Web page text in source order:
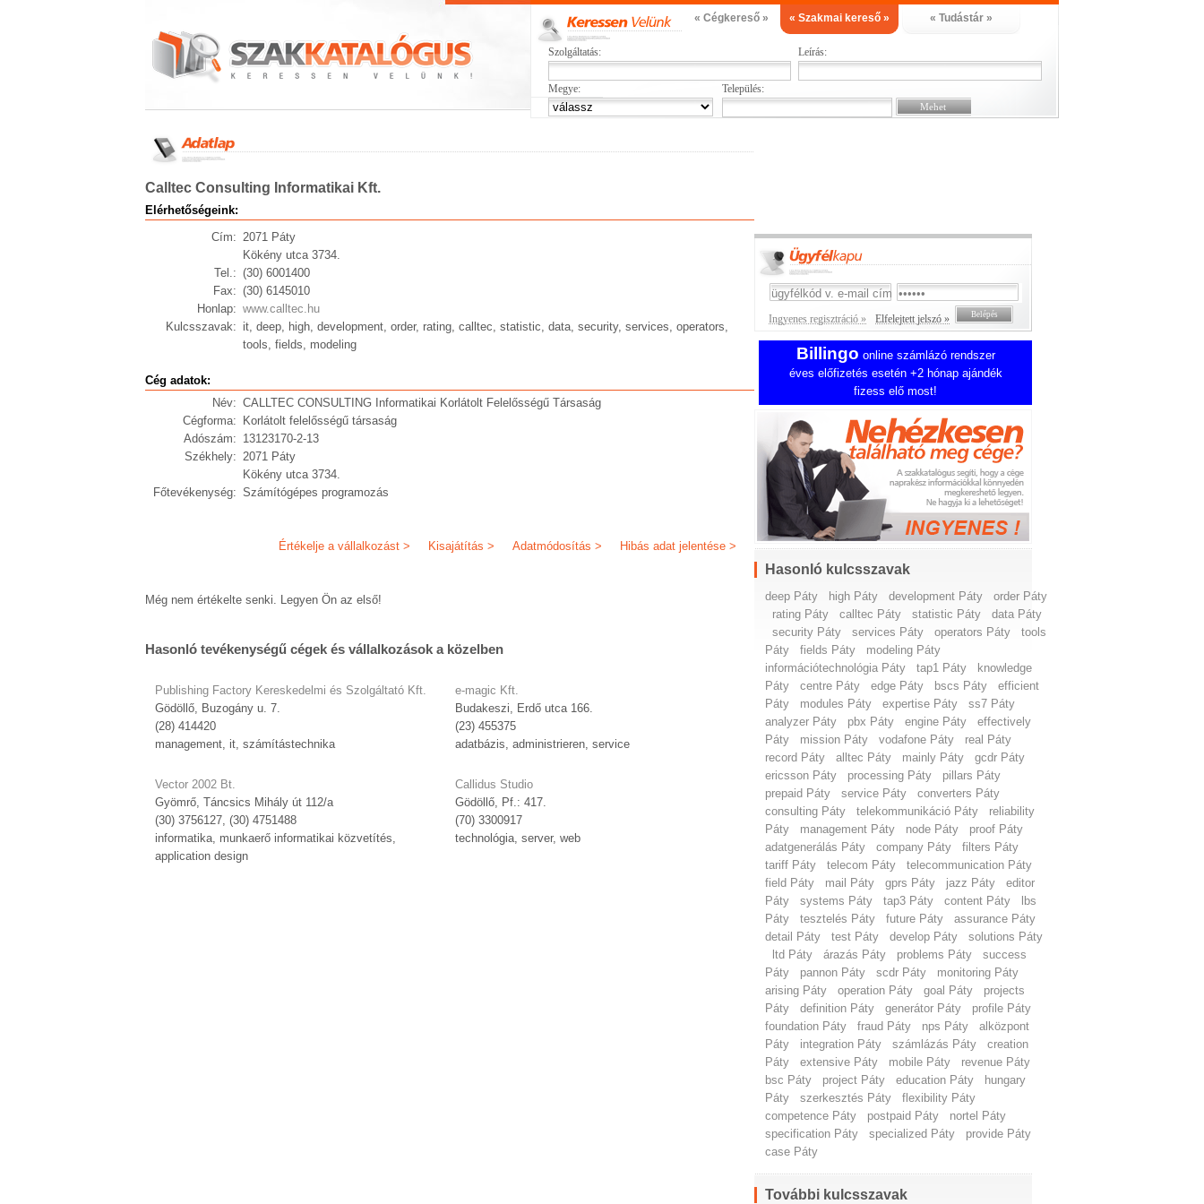
« Cégkereső » « Szakmai kereső » « Tudástár »
Szolgáltatás: Leírás:
Megye: Település:
Calltec Consulting Informatikai Kft.
Elérhetőségeink:
Cím: 2071 Páty
Kökény utca 3734.
Tel.: (30) 6001400
Fax: (30) 6145010
Honlap: www.calltec.hu
Kulcsszavak: it, deep, high, development, order, rating, calltec, statistic, data, security, services, operators,
tools, fields, modeling
Cég adatok:
Név: CALLTEC CONSULTING Informatikai Korlátolt Felelősségű Társaság
Cégforma:
Korlátolt felelősségű társaság
Adószám: 13123170-2-13
Székhely: 2071 Páty
Kökény utca 3734.
Főtevékenység: Számítógépes programozás
Hibás adat jelentése >
Adatmódosítás >
Kisajátítás >
Értékelje a vállalkozást >
Még nem értékelte senki. Legyen Ön az első!
Hasonló tevékenységű cégek és vállalkozások a közelben
Publishing Factory Kereskedelmi és Szolgáltató Kft.
Gödöllő, Buzogány u. 7.
(28) 414420
management, it, számítástechnika
Vector 2002 Bt.
Gyömrő, Táncsics Mihály út 112/a
(30) 3756127, (30) 4751488
informatika, munkaerő informatikai közvetítés,
application design
e-magic Kft.
Budakeszi, Erdő utca 166.
(23) 455375
adatbázis, administrieren, service
Callidus Studio
Gödöllő, Pf.: 417.
(70) 3300917
technológia, server, web
Ingyenes regisztráció » Elfelejtett jelszó »
Billingo online számlázó rendszer
éves előfizetés esetén +2 hónap ajándék
fizess elő most!
Hasonló kulcsszavak
deep Páty high Páty development Páty
order Páty
rating Páty
calltec Páty statistic Páty
data Páty
security Páty
services Páty operators Páty
tools
Páty
fields Páty
modeling Páty
információtechnológia Páty
tap1 Páty
knowledge
Páty
centre Páty edge Páty bscs Páty
efficient
Páty
modules Páty expertise Páty
ss7 Páty
analyzer Páty
pbx Páty engine Páty
effectively
Páty
mission Páty vodafone Páty
real Páty
record Páty
alltec Páty mainly Páty
gcdr Páty
ericsson Páty
processing Páty
pillars Páty
prepaid Páty
service Páty
converters Páty
consulting Páty
telekommunikáció Páty
reliability
Páty
management Páty node Páty
proof Páty
adatgenerálás Páty
company Páty
filters Páty
tariff Páty
telecom Páty
telecommunication Páty
field Páty
mail Páty gprs Páty jazz Páty
editor
Páty
systems Páty tap3 Páty content Páty
lbs
Páty
tesztelés Páty future Páty
assurance Páty
detail Páty
test Páty develop Páty
solutions Páty
ltd Páty
árazás Páty problems Páty
success
Páty
pannon Páty scdr Páty
monitoring Páty
arising Páty
operation Páty goal Páty
projects
Páty
definition Páty generátor Páty
profile Páty
foundation Páty
fraud Páty nps Páty
alközpont
Páty
integration Páty számlázás Páty
creation
Páty
extensive Páty mobile Páty
revenue Páty
bsc Páty
project Páty education Páty
hungary
Páty
szerkesztés Páty
flexibility Páty
competence Páty
postpaid Páty
nortel Páty
specification Páty
specialized Páty
provide Páty
case Páty
További kulcsszavak